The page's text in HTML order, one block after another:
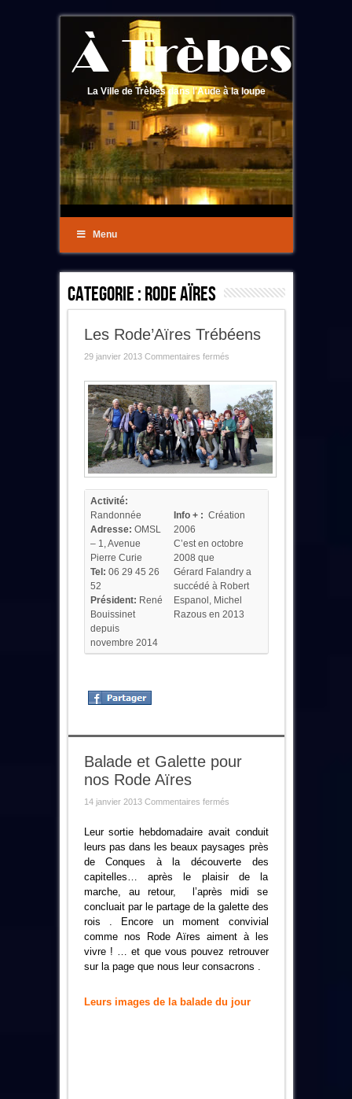
La Ville de Trèbes dans l'Aude à la loupe
Menu
Categorie :Rode Aïres
Les Rode’Aïres Trébéens
29 janvier 2013 Commentaires ferméssur
Trébéens
Activité:
Randonnée
Adresse: OMSL
– 1, Avenue
Pierre Curie
Tel: 06 29 45 26
52
Président: René
Bouissinet
depuis
novembre 2014
Info + : Création
2006
C’est en octobre
2008 que
Gérard Falandry a
succédé à Robert
Espanol, Michel
Razous en 2013
Balade et Galette pour
nos Rode Aïres
14 janvier 2013 Commentaires ferméssur
Galette
nos
Rode
Aïres
Leur sortie hebdomadaire avait conduit
leurs pas dans les beaux paysages près
de Conques à la découverte des
capitelles… après le plaisir de la
marche, au retour, l’après midi se
concluait par le partage de la galette des
rois . Encore un moment convivial
comme nos Rode Aïres aiment à les
vivre ! … et que vous pouvez retrouver
sur la page que nous leur consacrons .
Leurs images de la balade du jour